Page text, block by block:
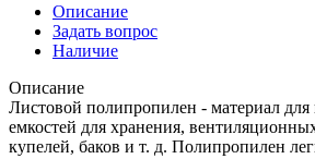
Описание
Задать вопрос
Наличие
Описание
Листовой полипропилен - материал для
емкостей для хранения,
купелей, баков и т. д. Полипропилен